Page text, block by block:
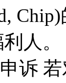
人。
诉